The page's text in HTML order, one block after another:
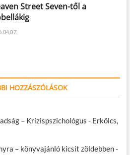
Street Seven-től a
HOZZÁSZÓLÁSOK
– Krízispszichológus - Erkölcs,
– könyvajánló kicsit zöldebben-